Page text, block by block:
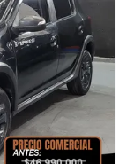
/ QUICK VIEW